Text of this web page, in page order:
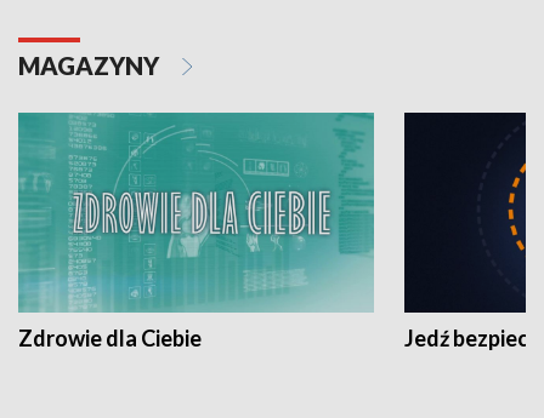
MAGAZYNY
Zdrowie dla Ciebie Jedź